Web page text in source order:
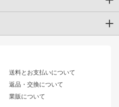
送料とお支払いについて
返品・交換について
業販について
アリスト
ソアラ
アルテッツァ
レーシングライン
アタックライン
ストリームライン